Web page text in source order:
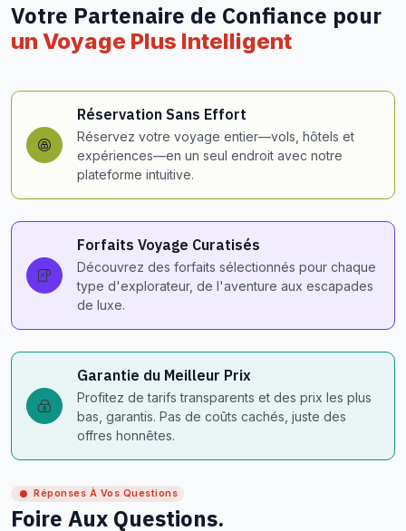
Votre Partenaire de Confiance pour
un Voyage Plus Intelligent
Réservation Sans Effort
Réservez votre voyage entier—vols, hôtels et
expériences—en un seul endroit avec notre
plateforme intuitive.
Forfaits Voyage Curatisés
Découvrez des forfaits sélectionnés pour chaque
type d'explorateur, de l'aventure aux escapades
de luxe.
Garantie du Meilleur Prix
Profitez de tarifs transparents et des prix les plus
bas, garantis. Pas de coûts cachés, juste des
offres honnêtes.
Réponses À Vos Questions
Foire Aux Questions.